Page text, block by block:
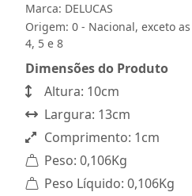
Marca: DELUCAS
Origem: 0 - Nacional, exceto
4, 5 e 8
Dimensões do Produto
Altura: 10cm
Largura: 13cm
Comprimento: 1cm
Peso: 0,106Kg
Peso Líquido: 0,106Kg